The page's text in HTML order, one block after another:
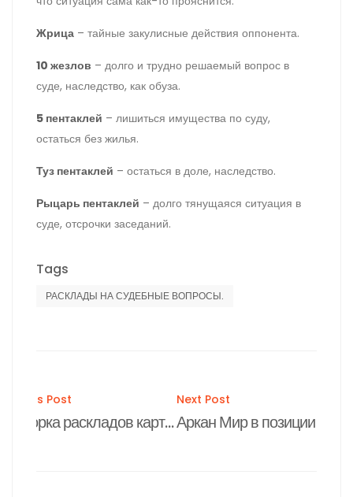
Жрица – тайные закулисные действия оппонента.
10 жезлов – долго и трудно решаемый вопрос в
суде, наследство, как обуза.
5 пентаклей – лишиться имущества по суду,
остаться без жилья.
Туз пентаклей – остаться в доле, наследство.
Рыцарь пентаклей – долго тянущаяся ситуация в
суде, отсрочки заседаний.
Tags
РАСКЛАДЫ НА СУДЕБНЫЕ ВОПРОСЫ.
Post
Post
Подборка раскладов карт таро из четырёх карт
Next Post